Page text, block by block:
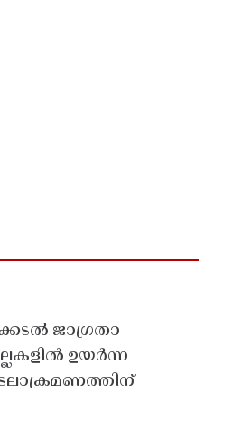
ജാഗ്രതാ
ഉയർന്ന